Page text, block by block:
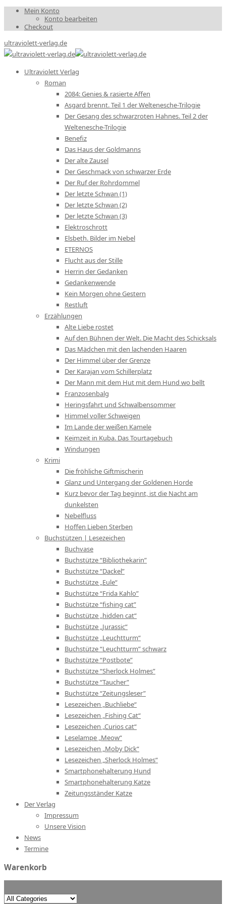
Mein Konto
Konto bearbeiten
Checkout
ultraviolett-verlag.de
Ultraviolett Verlag
Roman
2084: Genies & rasierte Affen
Asgard brennt. Teil 1 der Weltenesche-Trilogie
Der Gesang des schwarzroten Hahnes. Teil 2 der
Weltenesche-Trilogie
Benefiz
Das Haus der Goldmanns
Der alte Zausel
Der Geschmack von schwarzer Erde
Der Ruf der Rohrdommel
Der letzte Schwan (1)
Der letzte Schwan (2)
Der letzte Schwan (3)
Elektroschrott
Elsbeth. Bilder im Nebel
ETERNOS
Flucht aus der Stille
Herrin der Gedanken
Gedankenwende
Kein Morgen ohne Gestern
Restluft
Erzählungen
Alte Liebe rostet
Auf den Bühnen der Welt. Die Macht des Schicksals
Das Mädchen mit den lachenden Haaren
Der Himmel über der Grenze
Der Karajan vom Schillerplatz
Der Mann mit dem Hut mit dem Hund wo bellt
Franzosenbalg
Heringsfahrt und Schwalbensommer
Himmel voller Schweigen
Im Lande der weißen Kamele
Keimzeit in Kuba. Das Tourtagebuch
Windungen
Krimi
Die fröhliche Giftmischerin
Glanz und Untergang der Goldenen Horde
Kurz bevor der Tag beginnt, ist die Nacht am
dunkelsten
Nebelfluss
Hoffen Lieben Sterben
Buchstützen | Lesezeichen
Buchvase
Buchstütze “Bibliothekarin”
Buchstütze “Dackel”
Buchstütze „Eule“
Buchstütze “Frida Kahlo”
Buchstütze “fishing cat”
Buchstütze „hidden cat“
Buchstütze „Jurassic“
Buchstütze „Leuchtturm“
Buchstütze “Leuchtturm” schwarz
Buchstütze “Postbote”
Buchstütze “Sherlock Holmes”
Buchstütze “Taucher”
Buchstütze “Zeitungsleser”
Lesezeichen „Buchliebe“
Lesezeichen „Fishing Cat“
Lesezeichen „Curios cat“
Leselampe „Meow“
Lesezeichen „Moby Dick“
Lesezeichen „Sherlock Holmes“
Smartphonehalterung Hund
Smartphonehalterung Katze
Zeitungsständer Katze
Der Verlag
Impressum
Unsere Vision
News
Termine
Warenkorb
Search